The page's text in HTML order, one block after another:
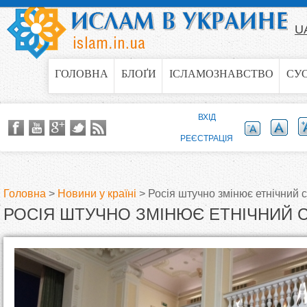
Jump to navigation
ГОЛОВНА БЛОҐИ ІСЛАМОЗНАВСТВО
В
Головна > Новини у країні > Росія штучно змінює етнічний
РОСІЯ ШТУЧНО ЗМІНЮЄ ЕТНІЧНИЙ
ВХІД
РЕЄСТРАЦІЯ